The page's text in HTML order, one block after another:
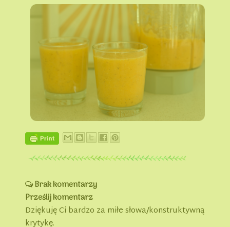
Brak komentarzy
Prześlij komentarz
Dziękuję Ci bardzo za miłe słowa/konstruktywną
krytykę.